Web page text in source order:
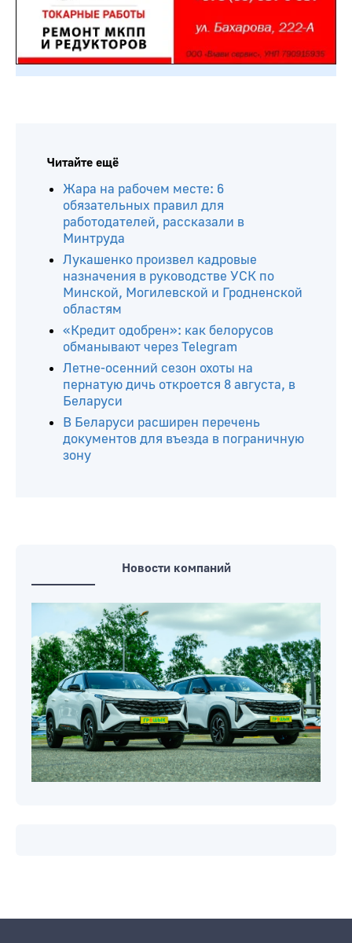
Читайте ещё
Жара на рабочем месте: 6
обязательных правил для
работодателей, рассказали в
Минтруда
Лукашенко произвел кадровые
назначения в руководстве УСК по
Минской, Могилевской и Гродненской
областям
«Кредит одобрен»: как белорусов
обманывают через Telegram
Летне-осенний сезон охоты на
пернатую дичь откроется 8 августа, в
Беларуси
В Беларуси расширен перечень
документов для въезда в пограничную
зону
Новости компаний